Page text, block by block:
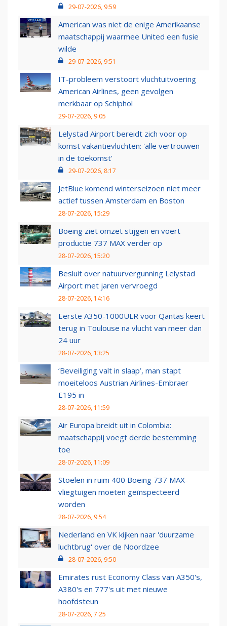
29-07-2026, 9:59
American was niet de enige Amerikaanse
maatschappij waarmee United een fusie
wilde
29-07-2026, 9:51
IT-probleem verstoort vluchtuitvoering
American Airlines, geen gevolgen
merkbaar op Schiphol
29-07-2026, 9:05
Lelystad Airport bereidt zich voor op
komst vakantievluchten: 'alle vertrouwen
in de toekomst'
29-07-2026, 8:17
JetBlue komend winterseizoen niet meer
actief tussen Amsterdam en Boston
28-07-2026, 15:29
Boeing ziet omzet stijgen en voert
productie 737 MAX verder op
28-07-2026, 15:20
Besluit over natuurvergunning Lelystad
Airport met jaren vervroegd
28-07-2026, 14:16
Eerste A350-1000ULR voor Qantas keert
terug in Toulouse na vlucht van meer dan
24 uur
28-07-2026, 13:25
‘Beveiliging valt in slaap’, man stapt
moeiteloos Austrian Airlines-Embraer
E195 in
28-07-2026, 11:59
Air Europa breidt uit in Colombia:
maatschappij voegt derde bestemming
toe
28-07-2026, 11:09
Stoelen in ruim 400 Boeing 737 MAX-
vliegtuigen moeten geïnspecteerd
worden
28-07-2026, 9:54
Nederland en VK kijken naar 'duurzame
luchtbrug' over de Noordzee
28-07-2026, 9:50
Emirates rust Economy Class van A350's,
A380's en 777's uit met nieuwe
hoofdsteun
28-07-2026, 7:25